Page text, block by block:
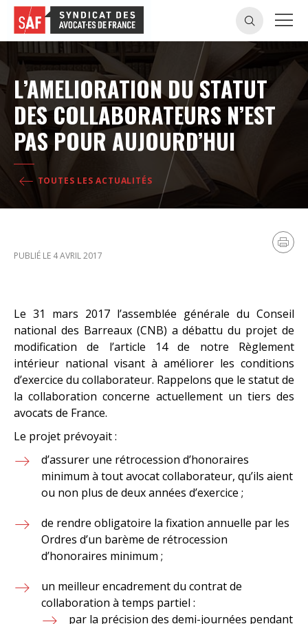
L’AMELIORATION DU STATUT
DES COLLABORATEURS N’EST
PAS POUR AUJOURD’HUI
TOUTES LES ACTUALITÉS
PUBLIÉ LE 4 AVRIL 2017
Le 31 mars 2017 l’assemblée générale du Conseil
national des Barreaux (CNB) a débattu du projet de
modification de l’article 14 de notre Règlement
intérieur national visant à améliorer les conditions
d’exercice du collaborateur. Rappelons que le statut de
la collaboration concerne actuellement un tiers des
avocats de France.
Le projet prévoyait :
d’assurer une rétrocession d’honoraires
minimum à tout avocat collaborateur, qu’ils aient
ou non plus de deux années d’exercice ;
de rendre obligatoire la fixation annuelle par les
Ordres d’un barème de rétrocession
d’honoraires minimum ;
un meilleur encadrement du contrat de
collaboration à temps partiel :
par la précision des demi-journées pendant